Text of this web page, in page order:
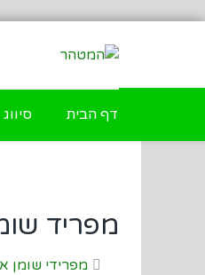
דילוג
דף הבית
מפריד שומנים
מפרידי שומן